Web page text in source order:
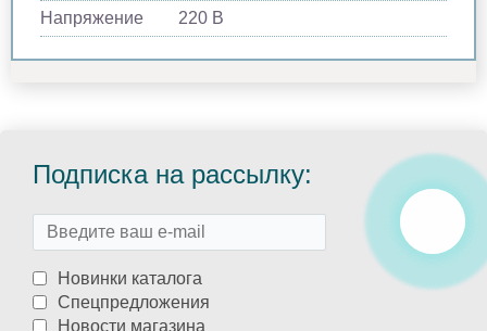
Напряжение 220 В
Подписка на рассылку:
Новинки каталога
Спецпредложения
Новости магазина